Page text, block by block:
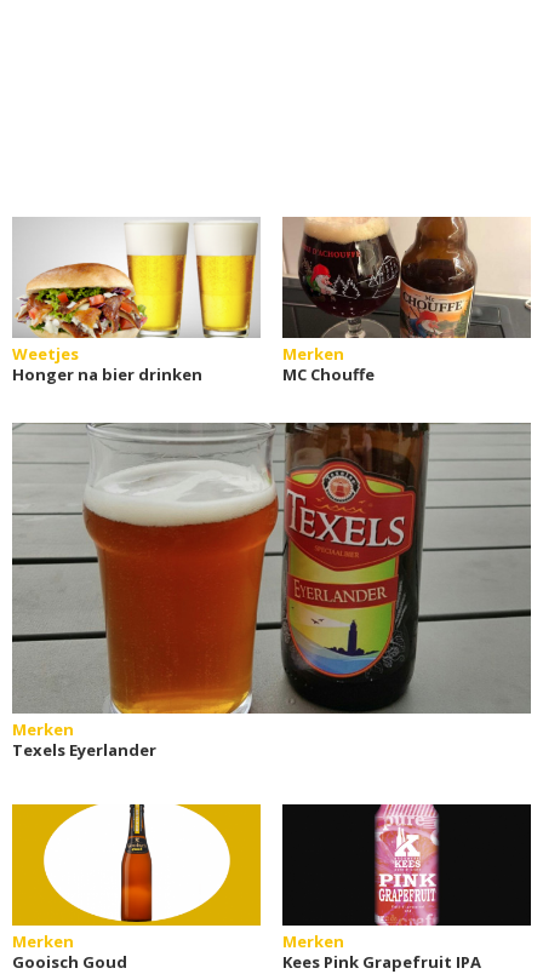
Weetjes
Honger na bier drinken
Merken
MC Chouffe
Merken
Texels Eyerlander
Merken
Gooisch Goud
Merken
Kees Pink Grapefruit IPA